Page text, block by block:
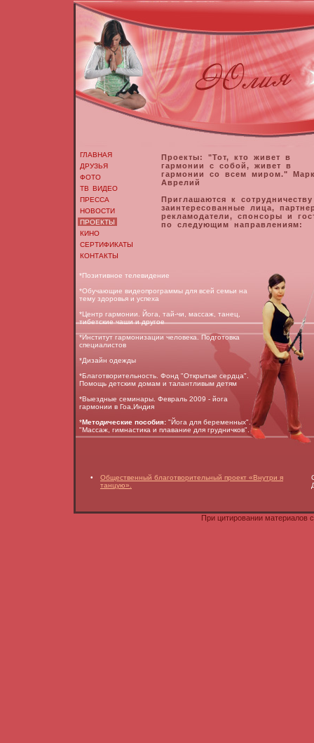
ГЛАВНАЯ
ДРУЗЬЯ
ФОТО
ТВ ВИДЕО
ПРЕССА
НОВОСТИ
ПРОЕКТЫ
КИНО
СЕРТИФИКАТЫ
КОНТАКТЫ
Проекты:
"Тот, кто живет в
гармонии с собой, живет в
гармонии со всем миром."
Аврелий
Приглашаются к сотрудничеству
заинтересованные лица,
рекламодатели, спонсоры и
по следующим направлениям:
*Позитивное телевидение
*Обучающие видеопрограммы для всей семьи на
тему здоровья и успеха
*Центр гармонии. Йога, тай-чи, массаж, танец,
тибетские чаши и другое
*Институт гармонизации человека. Подготовка
специалистов
*Дизайн одежды
*Благотворительность. Фонд "Открытые сердца".
Помощь детским домам и талантливым детям
*Выездные семинары. Февраль 2009 - йога
гармонии в Гоа,Индия
*Методические пособия: "Йога для беременных".
"Массаж, гимнастика и плавание для грудничков".
•
Общественный благотворительный проект «Внутри я
танцую».
При цитировании материалов